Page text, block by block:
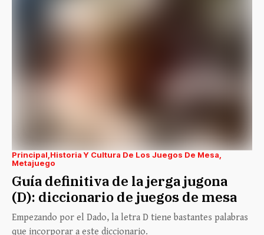
Principal Historia Y Cultura De Los Juegos De Mesa
Metajuego
Guía definitiva de la jerga jugona
(D): diccionario de juegos de mesa
Empezando por el Dado, la letra D tiene bastantes palabras
que incorporar a este diccionario.